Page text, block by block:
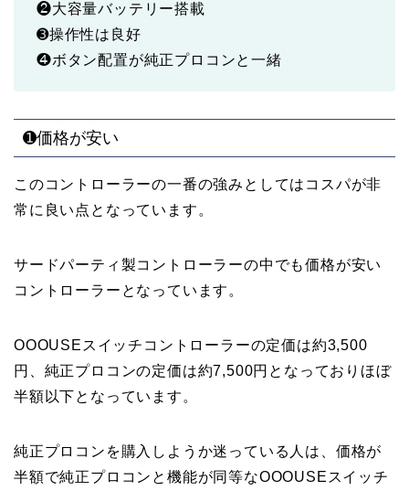
❷大容量バッテリー搭載
➌操作性は良好
❹ボタン配置が純正プロコンと一緒
➊価格が安い
このコントローラーの一番の強みとしてはコスパが非
常に良い点となっています。
サードパーティ製コントローラーの中でも価格が安い
コントローラーとなっています。
OOOUSEスイッチコントローラーの定価は約3,500
円、純正プロコンの定価は約7,500円となっておりほぼ
半額以下となっています。
純正プロコンを購入しようか迷っている人は、価格が
半額で純正プロコンと機能が同等なOOOUSEスイッチ